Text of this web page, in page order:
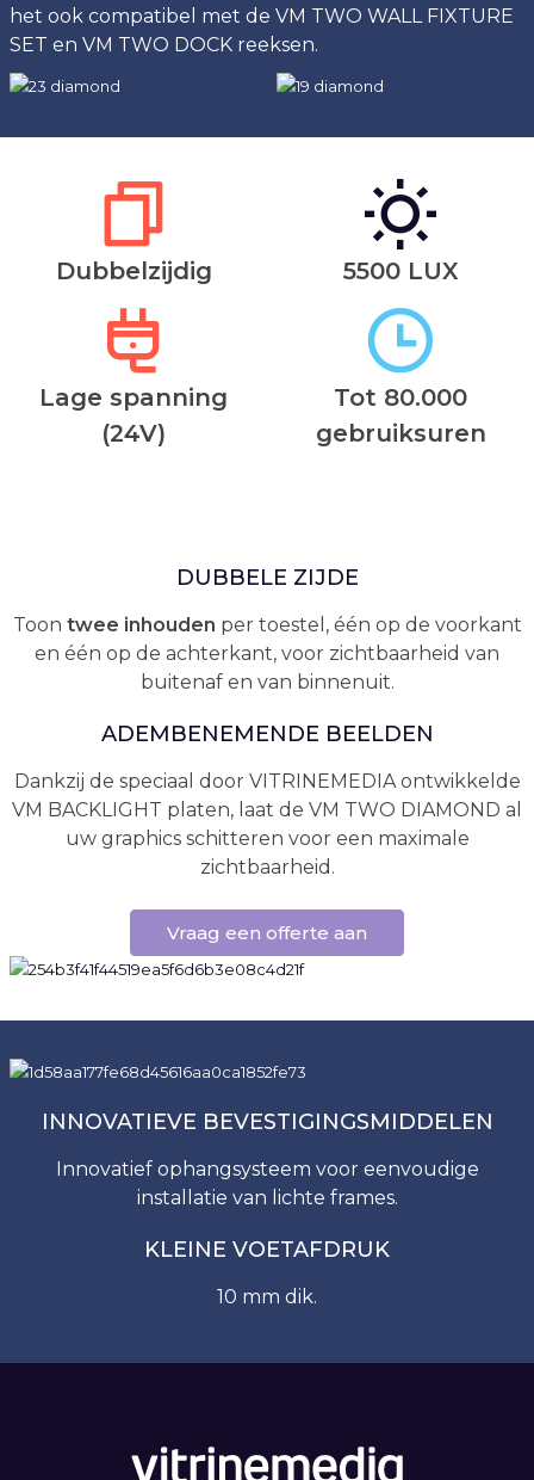
het ook compatibel met de VM TWO WALL FIXTURE
SET en VM TWO DOCK reeksen.
Dubbelzijdig 5500 LUX
Lage spanning
(24V)
Tot 80.000
gebruiksuren
DUBBELE ZIJDE
Toon twee inhouden per toestel, één op de voorkant
en één op de achterkant, voor zichtbaarheid van
buitenaf en van binnenuit.
ADEMBENEMENDE BEELDEN
Dankzij de speciaal door VITRINEMEDIA ontwikkelde
VM BACKLIGHT platen, laat de VM TWO DIAMOND al
uw graphics schitteren voor een maximale
zichtbaarheid.
Vraag een offerte aan
INNOVATIEVE BEVESTIGINGSMIDDELEN
Innovatief ophangsysteem voor eenvoudige
installatie van lichte frames.
KLEINE VOETAFDRUK
10 mm dik.